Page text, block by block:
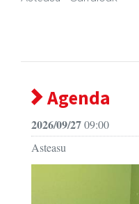
Agenda
2026/09/2709:00
Asteasu